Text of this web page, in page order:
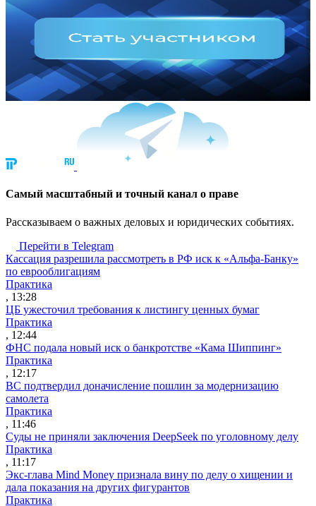
Cамый масштабный и точный канал о праве
Рассказываем о важных деловых и юридических событиях.
Перейти в Telegram
Кассация разрешила рассмотреть в РФ иск к «Альфа-Банку»
по еврооблигациям
Практика
, 13:28
ЦБ ужесточил требования к листингу ценных бумаг
Практика
, 12:44
ФНС подала новый иск о банкротстве «Кама Шиппинг»
Практика
, 12:17
ВС подтвердил доначисление пошлин за модернизацию
самолета
Практика
, 11:46
Суды не приняли заключения DeepSeek по уголовному делу
Практика
, 11:17
Экс-глава Mind Money признала вину по делу о хищении и
дала показания на других фигурантов
Практика